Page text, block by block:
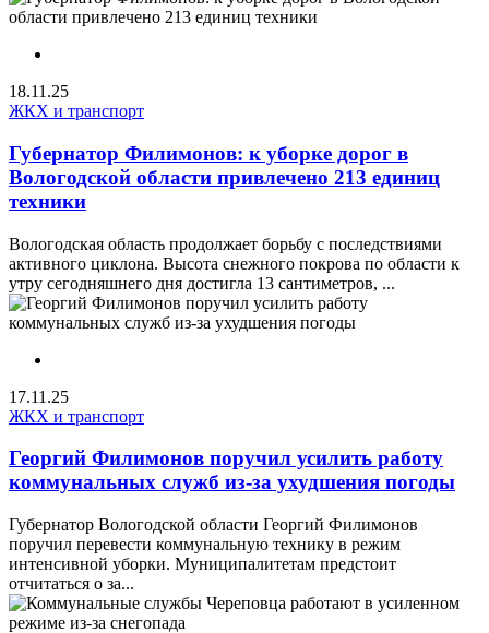
18.11.25
ЖКХ и транспорт
Губернатор Филимонов: к уборке дорог в
Вологодской области привлечено 213 единиц
техники
Вологодская область продолжает борьбу с последствиями
активного циклона. Высота снежного покрова по области к
утру сегодняшнего дня достигла 13 сантиметров, ...
17.11.25
ЖКХ и транспорт
Георгий Филимонов поручил усилить работу
коммунальных служб из-за ухудшения погоды
Губернатор Вологодской области Георгий Филимонов
поручил перевести коммунальную технику в режим
интенсивной уборки. Муниципалитетам предстоит
отчитаться о за...